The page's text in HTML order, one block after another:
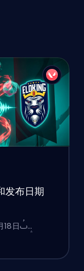
发布日期
简要说明： Miks于2026年3月18日ࢷ…